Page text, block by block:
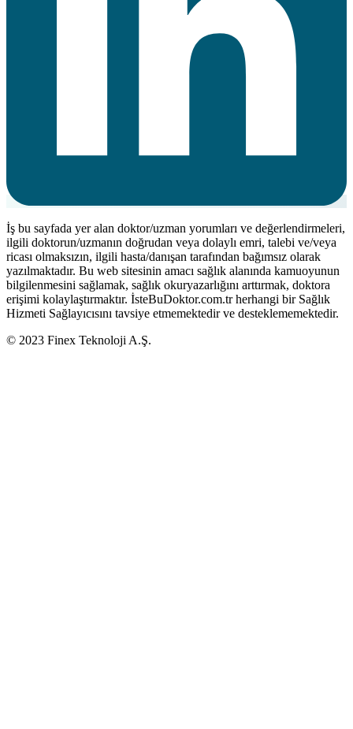
İş bu sayfada yer alan doktor/uzman yorumları ve değerlendirmeleri,
ilgili doktorun/uzmanın doğrudan veya dolaylı emri, talebi ve/veya
ricası olmaksızın, ilgili hasta/danışan tarafından bağımsız olarak
yazılmaktadır. Bu web sitesinin amacı sağlık alanında kamuoyunun
bilgilenmesini sağlamak, sağlık okuryazarlığını arttırmak, doktora
erişimi kolaylaştırmaktır. İsteBuDoktor.com.tr herhangi bir Sağlık
Hizmeti Sağlayıcısını tavsiye etmemektedir ve desteklememektedir.
© 2023 Finex Teknoloji A.Ş.